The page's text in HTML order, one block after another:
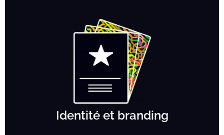
Identité et branding